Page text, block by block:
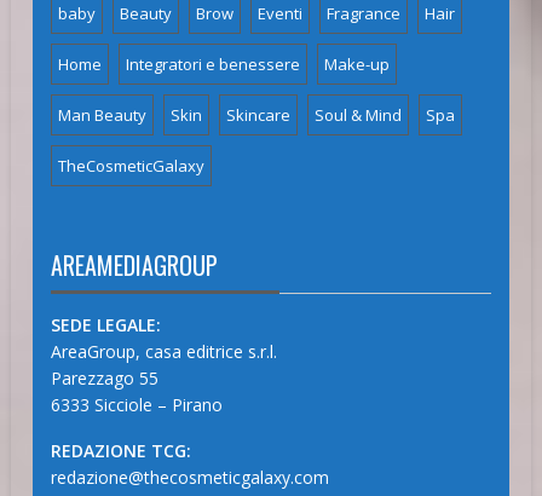
baby Beauty Brow Eventi Fragrance Hair
Home Integratori e benessere Make-up
Man Beauty Skin Skincare Soul & Mind Spa
TheCosmeticGalaxy
AREAMEDIAGROUP
SEDE LEGALE:
AreaGroup, casa editrice s.r.l.
Parezzago 55
6333 Sicciole – Pirano
REDAZIONE TCG:
redazione@thecosmeticgalaxy.com